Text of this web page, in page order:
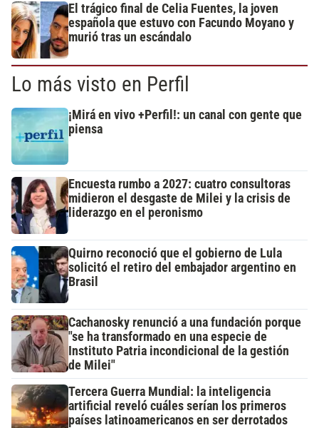
El trágico final de Celia Fuentes, la joven
española que estuvo con Facundo Moyano y
murió tras un escándalo
Lo más visto en Perfil
¡Mirá en vivo +Perfil!: un canal con gente que
piensa
Encuesta rumbo a 2027: cuatro consultoras
midieron el desgaste de Milei y la crisis de
liderazgo en el peronismo
Quirno reconoció que el gobierno de Lula
solicitó el retiro del embajador argentino en
Brasil
Cachanosky renunció a una fundación porque
"se ha transformado en una especie de
Instituto Patria incondicional de la gestión
de Milei"
Tercera Guerra Mundial: la inteligencia
artificial reveló cuáles serían los primeros
países latinoamericanos en ser derrotados